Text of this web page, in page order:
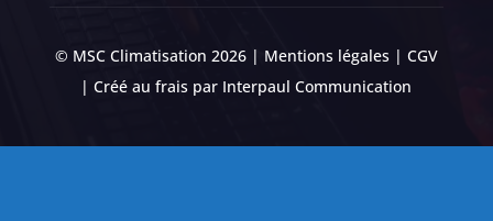
© MSC Climatisation 2026 | Mentions légales| CGV
| Créé au frais par Interpaul Communication